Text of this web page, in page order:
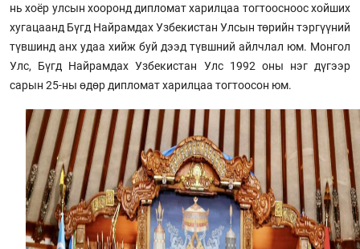
нь хоёр улсын хооронд дипломат харилцаа тогтоосноос хойших
хугацаанд Бүгд Найрамдах Узбекистан Улсын төрийн тэргүүний
түвшинд анх удаа хийж буй дээд түвшний айлчлал юм. Монгол
Улс, Бүгд Найрамдах Узбекистан Улс 1992 оны нэг дүгээр
сарын 25-ны өдөр дипломат харилцаа тогтоосон юм.